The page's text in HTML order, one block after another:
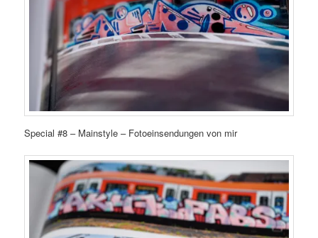
Special #8 – Mainstyle – Fotoeinsendungen von mir